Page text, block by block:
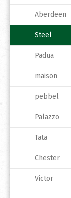
Aberdeen
Steel
Padua
maison
pebbel
Palazzo
Tata
Chester
Victor